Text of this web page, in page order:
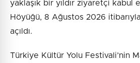
yaklaşık bir yıldır ziyaretçi kabul
Höyüğü, 8 Ağustos 2026
açıldı.
Türkiye Kültür Yolu Festivali’nin